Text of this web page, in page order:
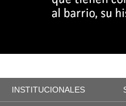
INSTITUCIONALES